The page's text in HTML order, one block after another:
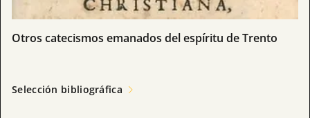
Otros catecismos emanados del espíritu de Trento
Selección bibliográfica